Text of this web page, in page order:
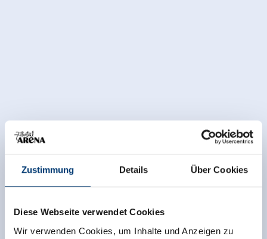
Zustimmung Details Über Cookies
Diese Webseite verwendet Cookies
Wir verwenden Cookies, um Inhalte und Anzeigen zu